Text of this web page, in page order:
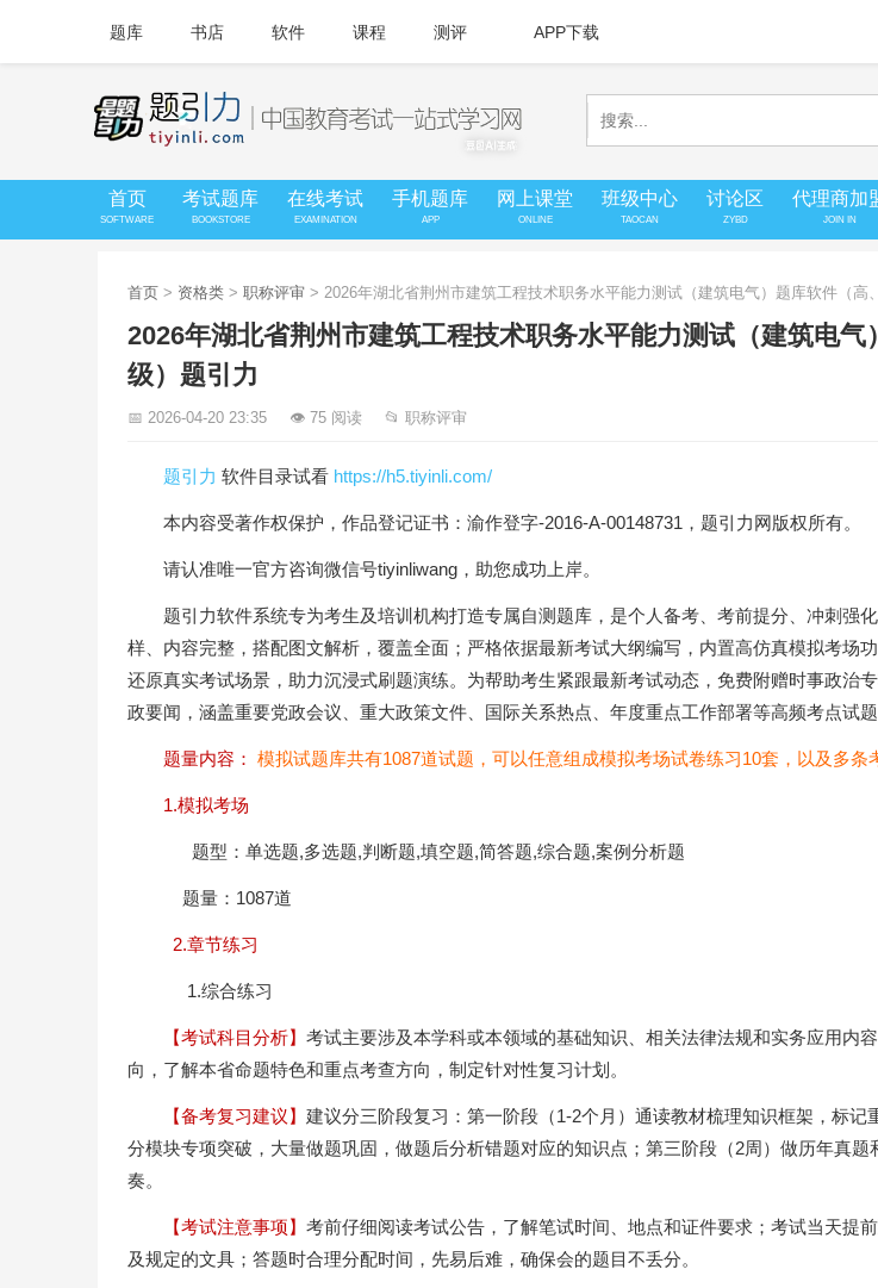
题库 书店 软件 课程 测评 APP下载
首页
SOFTWARE
考试题库
BOOKSTORE
在线考试
EXAMINATION
手机题库
APP
网上课堂
ONLINE
班级中心
TAOCAN
讨论区
ZYBD
代理商加
JOIN IN
首页 > 资格类 > 职称评审 > 2026年湖北省荆州市建筑工程技术职务水平能力测试（建筑电气）题库软件（高
2026年湖北省荆州市建筑工程技术职务水平能力测试（建筑电气
级）题引力
📅 2026-04-20 23:35 👁 75 阅读 📂 职称评审
题引力 软件目录试看 https://h5.tiyinli.com/
本内容受著作权保护，作品登记证书：渝作登字-2016-A-00148731，题引力网版权所有。
请认准唯一官方咨询微信号tiyinliwang，助您成功上岸。
题引力软件系统专为考生及培训机构打造专属自测题库，是个人备考、考前提分、冲刺强
样、内容完整，搭配图文解析，覆盖全面；严格依据最新考试大纲编写，内置高仿真模拟考场
还原真实考试场景，助力沉浸式刷题演练。为帮助考生紧跟最新考试动态，免费附赠时事政治
政要闻，涵盖重要党政会议、重大政策文件、国际关系热点、年度重点工作部署等高频考点试题
题量内容： 模拟试题库共有1087道试题，可以任意组成模拟考场试卷练习10套，以及多条
1.模拟考场
题型：单选题,多选题,判断题,填空题,简答题,综合题,案例分析题
题量：1087道
2.章节练习
1.综合练习
【考试科目分析】 考试主要涉及本学科或本领域的基础知识、相关法律法规和实务应用内
向，了解本省命题特色和重点考查方向，制定针对性复习计划。
【备考复习建议】 建议分三阶段复习：第一阶段（1-2个月）通读教材梳理知识框架，标记
分模块专项突破，大量做题巩固，做题后分析错题对应的知识点；第三阶段（2周）做历年真
奏。
【考试注意事项】 考前仔细阅读考试公告，了解笔试时间、地点和证件要求；考试当天提
及规定的文具；答题时合理分配时间，先易后难，确保会的题目不丢分。